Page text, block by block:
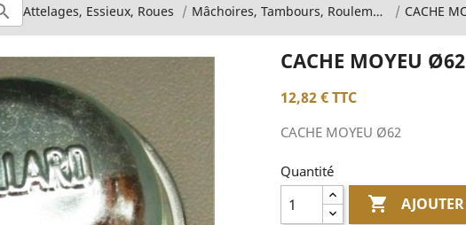
Attelages, Essieux, Roues Mâchoires, Tambours, Roulements CACHE
CACHE MOYEU Ø62
12,82 €TTC
CACHE MOYEU Ø62
Quantité
